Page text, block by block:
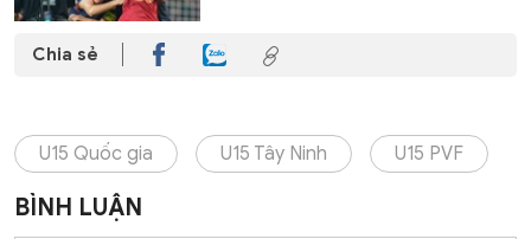
Chia sẻ
U15 Quốc gia U15 Tây Ninh U15 PVF
BÌNH LUẬN